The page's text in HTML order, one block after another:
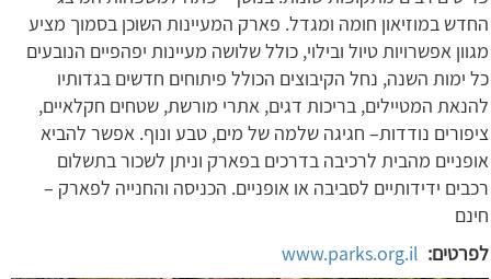
החדש במוזיאון חומה ומגדל. פארק המעיינות השוכן בסמוך מציע
מגוון אפשרויות טיול ובילוי, כולל שלושה מעיינות יפהפיים הנובעים
כל ימות השנה, נחל הקיבוצים הכולל פיתוחים חדשים בגדותיו
להנאת המטיילים, בריכות דגים, אתרי מורשת, שטחים חקלאיים,
ציפורים נודדות– חגיגה שלמה של מים, טבע ונוף. אפשר להביא
אופניים מהבית לרכיבה בדרכים בפארק וניתן לשכור בתשלום
רכבים ידידותיים לסביבה או אופניים. הכניסה והחנייה לפארק –
חינם
לפרטים: www.parks.org.il